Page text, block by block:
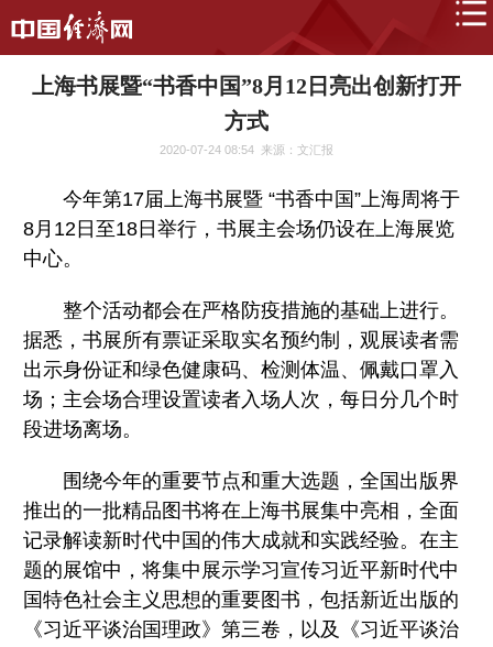
上海书展暨“书香中国”8月12日亮出创新打开
方式
2020-07-24 08:54 来源：文汇报
今年第17届上海书展暨 “书香中国”上海周将于
8月12日至18日举行，书展主会场仍设在上海展览
中心。
整个活动都会在严格防疫措施的基础上进行。
据悉，书展所有票证采取实名预约制，观展读者需
出示身份证和绿色健康码、检测体温、佩戴口罩入
场；主会场合理设置读者入场人次，每日分几个时
段进场离场。
围绕今年的重要节点和重大选题，全国出版界
推出的一批精品图书将在上海书展集中亮相，全面
记录解读新时代中国的伟大成就和实践经验。在主
题的展馆中，将集中展示学习宣传习近平新时代中
国特色社会主义思想的重要图书，包括新近出版的
《习近平谈治国理政》第三卷，以及《习近平谈治